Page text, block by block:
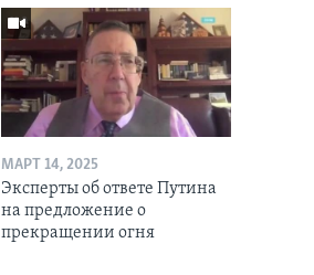
МАРТ 14, 2025
Эксперты об ответе Путина
на предложение о
прекращении огня